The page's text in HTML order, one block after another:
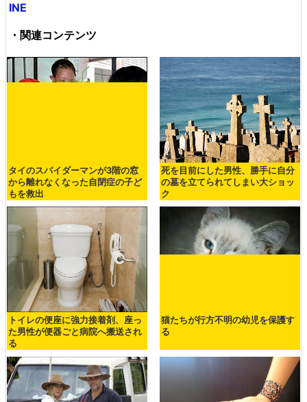
INE
・関連コンテンツ
タイのスパイダーマンが3階の窓
から離れなくなった自閉症の子ど
もを救出
死を目前にした男性、勝手に自分
の墓を立てられてしまい大ショッ
ク
トイレの便座に強力接着剤、座っ
た男性が便器ごと病院へ搬送され
る
猫たちが行方不明の幼児を保護す
る